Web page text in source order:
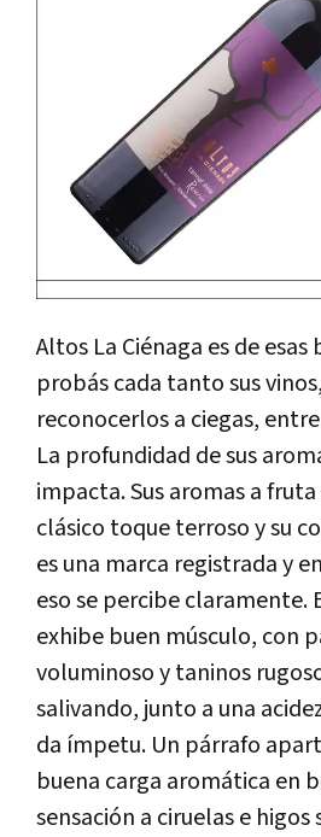
Altos La Ciénaga es de esas
probás cada tanto sus
reconocerlos a ciegas,
La profundidad de sus
impacta. Sus aromas a
clásico toque terroso y su
es una marca registrada y
eso se percibe claramente.
exhibe buen músculo, con
voluminoso y taninos
salivando, junto a una
da ímpetu. Un párrafo
buena carga aromática en
sensación a ciruelas e higos